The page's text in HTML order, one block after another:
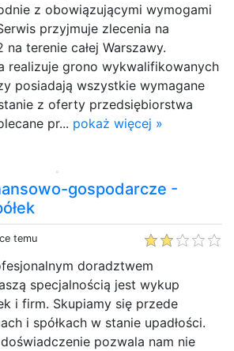
z obowiązującymi wymogami
przyjmuje zlecenia na
terenie całej Warszawy.
realizuje grono wykwalifikowanych
posiadają wszystkie wymagane
z oferty przedsiębiorstwa
pr... pokaż więcej »
gospodarcze -
temu
doradztwem
specjalnością jest wykup
i firm. Skupiamy się przede
i spółkach w stanie upadłości.
pozwala nam nie